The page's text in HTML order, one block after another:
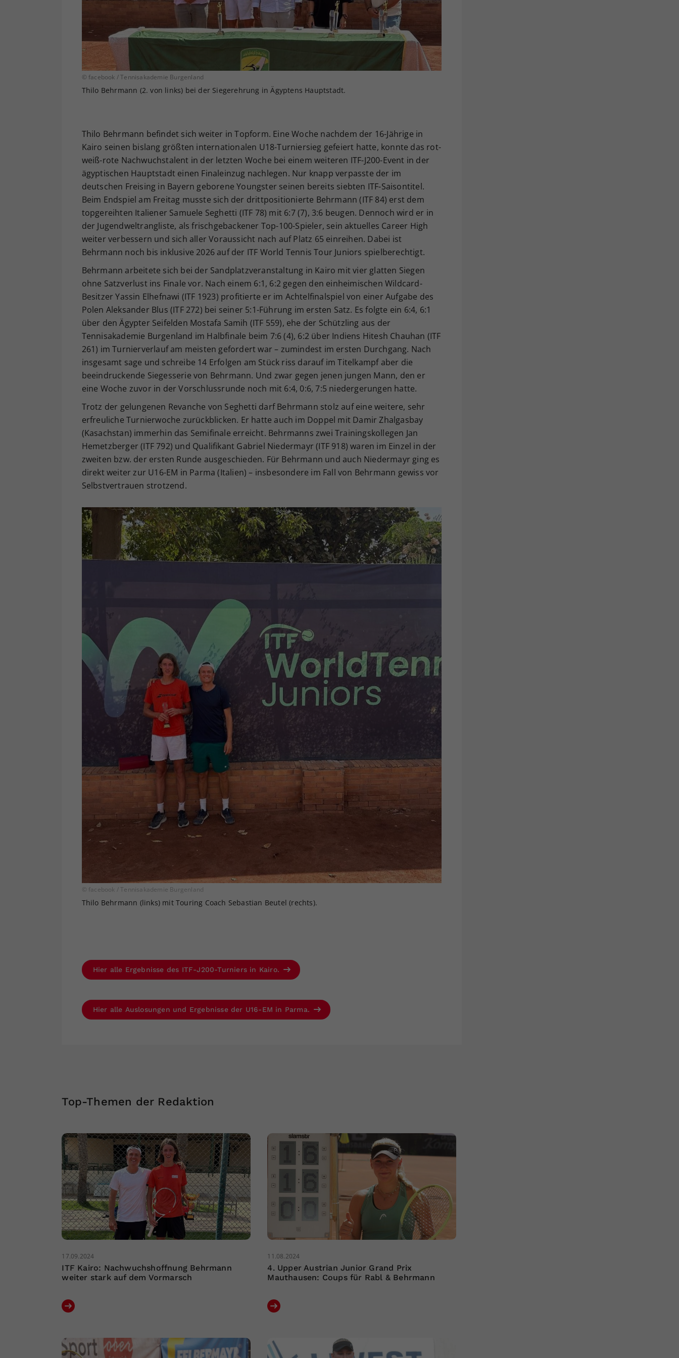
© facebook / Tennisakademie Burgenland
Thilo Behrmann (2. von links) bei der Siegerehrung in Ägyptens Hauptstadt.
Thilo Behrmann befindet sich weiter in Topform. Eine Woche nachdem der 16-Jährige in
Kairo seinen bislang größten internationalen U18-Turniersieg gefeiert hatte, konnte das rot-
weiß-rote Nachwuchstalent in der letzten Woche bei einem weiteren ITF-J200-Event in der
ägyptischen Hauptstadt einen Finaleinzug nachlegen. Nur knapp verpasste der im
deutschen Freising in Bayern geborene Youngster seinen bereits siebten ITF-Saisontitel.
Beim Endspiel am Freitag musste sich der drittpositionierte Behrmann (ITF 84) erst dem
topgereihten Italiener Samuele Seghetti (ITF 78) mit 6:7 (7), 3:6 beugen. Dennoch wird er in
der Jugendweltrangliste, als frischgebackener Top-100-Spieler, sein aktuelles Career High
weiter verbessern und sich aller Voraussicht nach auf Platz 65 einreihen. Dabei ist
Behrmann noch bis inklusive 2026 auf der ITF World Tennis Tour Juniors spielberechtigt.
Behrmann arbeitete sich bei der Sandplatzveranstaltung in Kairo mit vier glatten Siegen
ohne Satzverlust ins Finale vor. Nach einem 6:1, 6:2 gegen den einheimischen Wildcard-
Besitzer Yassin Elhefnawi (ITF 1923) profitierte er im Achtelfinalspiel von einer Aufgabe des
Polen Aleksander Blus (ITF 272) bei seiner 5:1-Führung im ersten Satz. Es folgte ein 6:4, 6:1
über den Ägypter Seifelden Mostafa Samih (ITF 559), ehe der Schützling aus der
Tennisakademie Burgenland im Halbfinale beim 7:6 (4), 6:2 über Indiens Hitesh Chauhan (ITF
261) im Turnierverlauf am meisten gefordert war – zumindest im ersten Durchgang. Nach
insgesamt sage und schreibe 14 Erfolgen am Stück riss darauf im Titelkampf aber die
beeindruckende Siegesserie von Behrmann. Und zwar gegen jenen jungen Mann, den er
eine Woche zuvor in der Vorschlussrunde noch mit 6:4, 0:6, 7:5 niedergerungen hatte.
Trotz der gelungenen Revanche von Seghetti darf Behrmann stolz auf eine weitere, sehr
erfreuliche Turnierwoche zurückblicken. Er hatte auch im Doppel mit Damir Zhalgasbay
(Kasachstan) immerhin das Semifinale erreicht. Behrmanns zwei Trainingskollegen Jan
Hemetzberger (ITF 792) und Qualifikant Gabriel Niedermayr (ITF 918) waren im Einzel in der
zweiten bzw. der ersten Runde ausgeschieden. Für Behrmann und auch Niedermayr ging es
direkt weiter zur U16-EM in Parma (Italien) – insbesondere im Fall von Behrmann gewiss vor
Selbstvertrauen strotzend.
© facebook / Tennisakademie Burgenland
Thilo Behrmann (links) mit Touring Coach Sebastian Beutel (rechts).
Hier alle Ergebnisse des ITF-J200-Turniers in Kairo.
Hier alle Auslosungen und Ergebnisse der U16-EM in Parma.
Top-Themen der Redaktion
17.09.2024
ITF Kairo: Nachwuchshoffnung Behrmann
weiter stark auf dem Vormarsch
11.08.2024
4. Upper Austrian Junior Grand Prix
Mauthausen: Coups für Rabl & Behrmann
Ihrer vorgenommen Einstellungen, falls der
Webseiten-Betreiber dies eingestellt hat.